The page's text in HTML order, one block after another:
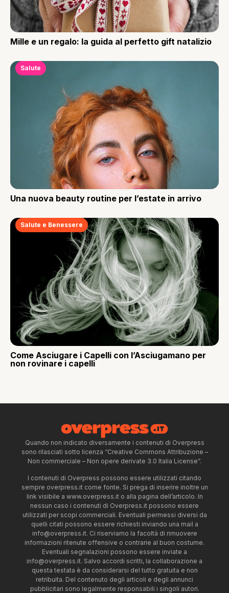
Mille e un regalo: la guida al perfetto gift natalizio
Salute
Una nuova beauty routine per l’estate in arrivo
Salute e Benessere
Come Asciugare i Capelli con l’Asciugamano per
non rovinare i capelli
Quando non indicato diversamente i contenuti di Overpress
sono rilasciati sotto licenza “Creative Commons Attribuzione –
Non commerciale – Non opere derivate 3.0 Italia License”.
I contenuti di Overpress possono essere utilizzati citando
sempre overpress.it come fonte. Si prega di inserire inoltre un
link visibile a www.overpress.it o alla pagina dell’articolo. In
nessun caso i contenuti di Overpress.it possono essere
utilizzati per scopi commerciali. Eventuali permessi diversi da
quelli citati possono essere richiesti inviando una mail a
info@overpress.it. Ci riserviamo la facoltà di rimuovere
informazioni ritenute offensive o contrarie al buon costume.
Eventuali segnalazioni possono essere inviate a
info@overpress.it. Salvo accordi scritti, la collaborazione a
questa testata è da considerarsi del tutto gratuita e non
retribuita. Del contenuto degli articoli e degli annunci
pubblicitari sono legalmente responsabili i singoli autori.